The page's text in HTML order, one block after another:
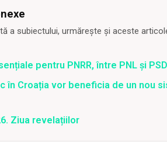
a subiectului, urmărește și aceste
pentru PNRR, între PNL și PSD
în Croația vor beneficia de un nou
Ziua revelațiilor